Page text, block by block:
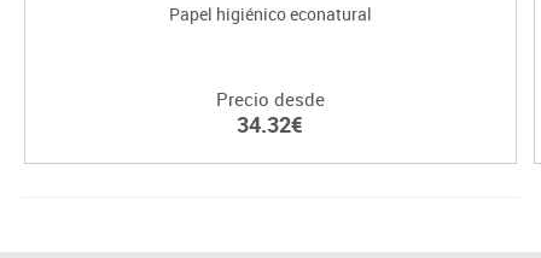
Papel higiénico econatural
Precio desde
34.32€